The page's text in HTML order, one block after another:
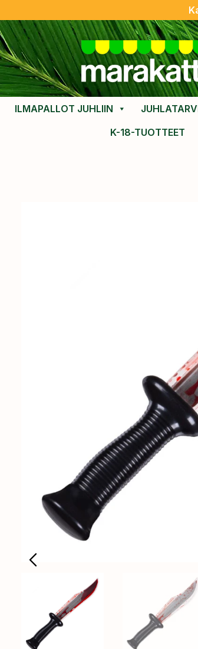
ILMAPALLOT JUHLIIN
K-18-TUOTTEET